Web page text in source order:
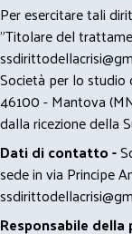
Per esercitare tali
"Titolare del
Società per lo studio
46100 - Mantova
dalla ricezione della
Dati di contatto -
sede in via Principe
Responsabile